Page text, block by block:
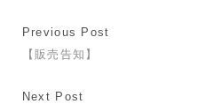
Previous Post
【販売告知】
Next Post